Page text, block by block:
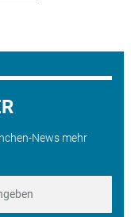
News mehr